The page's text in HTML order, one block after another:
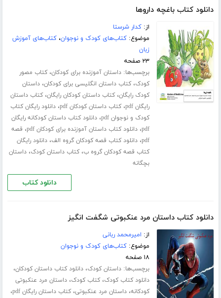
دانلود کتاب باغچه داروها
از:کدار شرستا
موضوع:کتاب‌های کودک و نوجوان،کتاب‌های آموزش
زبان
۲۳ صفحه
برچسب‌ها:داستان آموزنده برای کودکان،کتاب مصور
کودک،کتاب داستان انگلیسی برای کودکان،داستان
کودک رایگان،کتاب داستان کودکان رایگان،کتاب داستان
رایگان pdf
،کتاب داستان کودکان pdf ،دانلود رایگان کتاب
کودک و نوجوان pdf
،دانلود کتاب داستان کودکانه رایگان
pdf،دانلود کتاب داستان آموزنده برای کودکان pdf ، قصه
pdf،دانلود کتاب قصه کودکان گروه الف،دانلود رایگان
کتاب قصه کودکان گروه ب،کتاب داستان کودک،داستان
بچگانه
دانلود کتاب
دانلود کتاب داستان مرد عنکبوتی شگفت انگیز
از: امیرمحمد ربانی
موضوع:کتاب‌های کودک و نوجوان
۱۸ صفحه
برچسب‌ها:داستان کودک،دانلود کتاب داستان کودکان،
دانلود کتاب کودک،کتاب کودک،داستان مرد عنکبوتی
کودکانه،داستان مرد عنکبوتی،کتاب داستان رایگان pdf ،